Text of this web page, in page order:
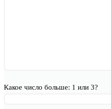
Какое число больше: 1 или 3?